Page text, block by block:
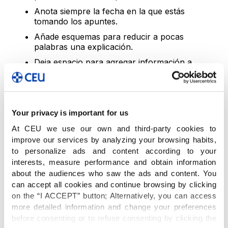
Your privacy is important for us
At CEU we use our own and third-party cookies to
improve our services by analyzing your browsing habits,
to personalize ads and content according to your
interests, measure performance and obtain information
about the audiences who saw the ads and content. You
can accept all cookies and continue browsing by clicking
on the “I ACCEPT” button; Alternatively, you can access
more detailed information and change your preferences
before consenting or to refuse consenting by clicking the
Anota siempre la fecha en la que estás
tomando los apuntes.
Añade esquemas para reducir a pocas
palabras una explicación.
Deja espacio para agregar información a
posteriori.
Utiliza títulos para identificar con facilidad los
Algunos métodos para
tomar apuntes
Estos son solo algunos de los ejemplos pero, sin
duda, la mejor opción es servirnos de uno de
ellos para personalizarlo con nuestras
preferencias e ir creando, poco a poco, nuestra
propia técnica.